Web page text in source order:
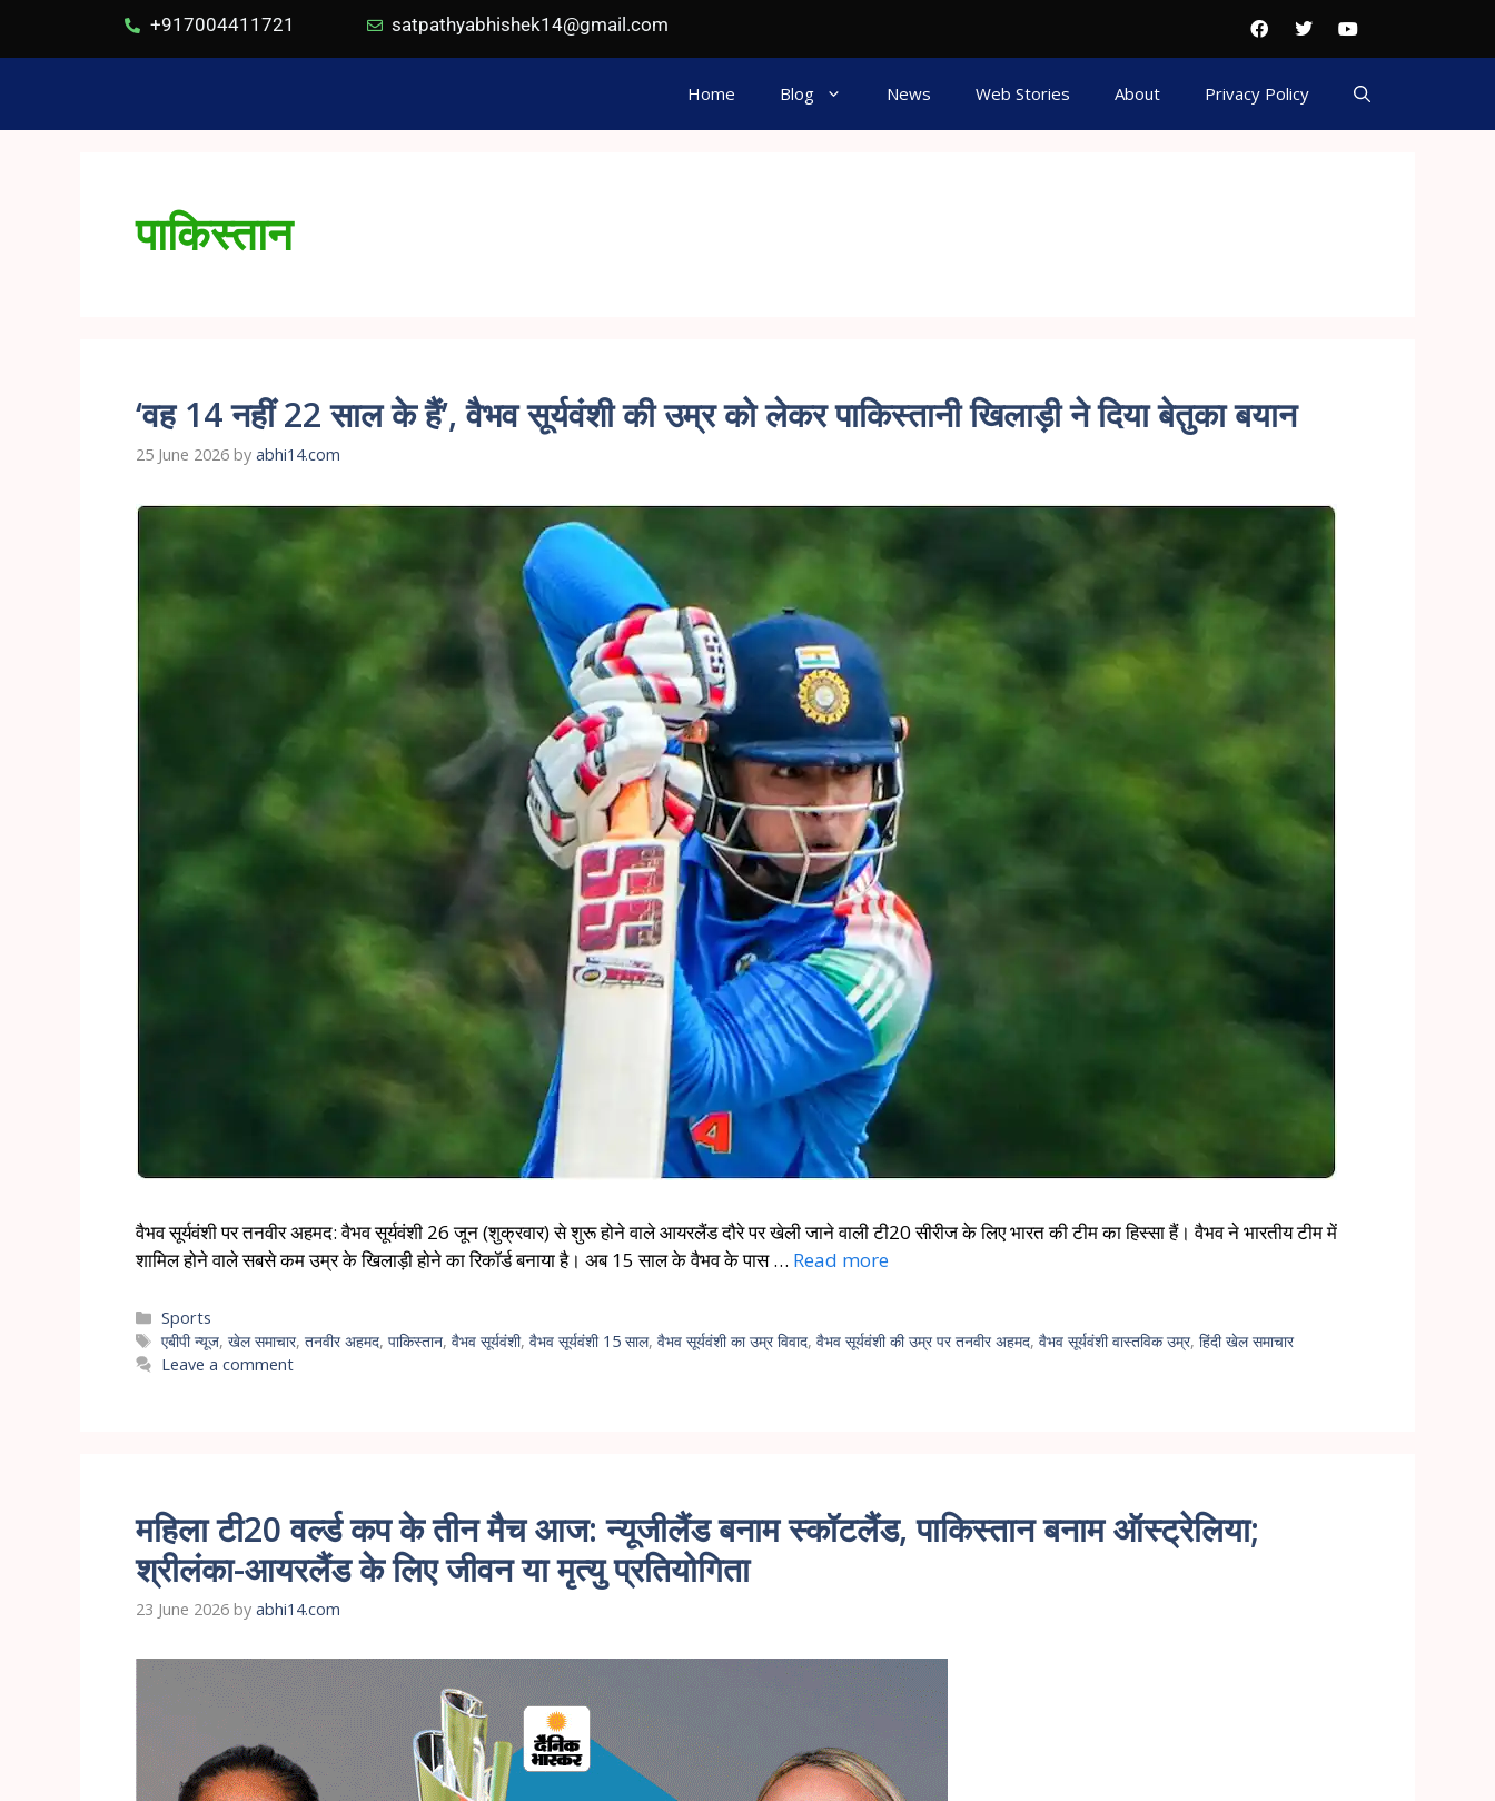
+917004411721 satpathyabhishek14@gmail.com
Home Blog News Web Stories About Privacy Policy
पाकिस्तान
‘वह 14 नहीं 22 साल के हैं’, वैभव सूर्यवंशी की उम्र को लेकर पाकिस्तानी खिलाड़ी ने दिया बेतुका बयान
25 June 2026 by abhi14.com
वैभव सूर्यवंशी पर तनवीर अहमद: वैभव सूर्यवंशी 26 जून (शुक्रवार) से शुरू होने वाले आयरलैंड दौरे पर खेली जाने वाली टी20 सीरीज के लिए भारत की टीम का हिस्सा हैं। वैभव ने भारतीय टीम में
शामिल होने वाले सबसे कम उम्र के खिलाड़ी होने का रिकॉर्ड बनाया है। अब 15 साल के वैभव के पास … Read more
Sports
एबीपी न्यूज,खेल समाचार,तनवीर अहमद,पाकिस्तान,वैभव सूर्यवंशी,वैभव सूर्यवंशी 15 साल,वैभव सूर्यवंशी का उम्र विवाद,वैभव सूर्यवंशी की उम्र पर तनवीर अहमद,वैभव सूर्यवंशी वास्तविक उम्र,हिंदी खेल समाचार
Leave a comment
महिला टी20 वर्ल्ड कप के तीन मैच आज: न्यूजीलैंड बनाम स्कॉटलैंड, पाकिस्तान बनाम ऑस्ट्रेलिया;
श्रीलंका-आयरलैंड के लिए जीवन या मृत्यु प्रतियोगिता
23 June 2026 by abhi14.com